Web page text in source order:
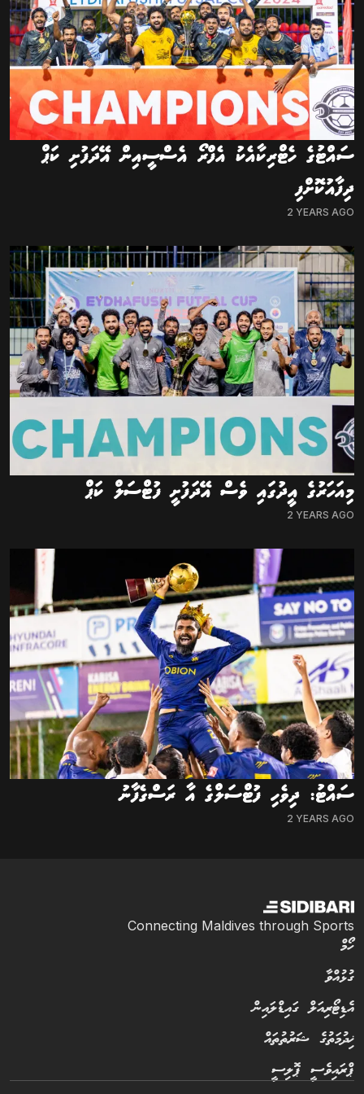
ސައްޓުގެ ހެޓްރިކާއެކު އެފްރޯ އެސްސީއިން އޭދަފުށި ކަޕް
ދިފާއުކޮށްފި
2 YEARS AGO
މިއަހަރުގެ އީދުގައި ވެސް އޭދަފުށީ ފުޓްސަލް ކަޕް
2 YEARS AGO
ސައްޓު: ދިވެހި ފުޓްސަލްގެ އާ ރަސްގެފާނު
2 YEARS AGO
Connecting Maldives through Sports
ހޯމް
ގުޅުއްވާ
އެޑިޓޯރިއަލް ގައިޑްލައިން
ޚިދުމަތުގެ ޝަރުތުތައް
ޕްރައިވެސީ ޕޮލިސީ